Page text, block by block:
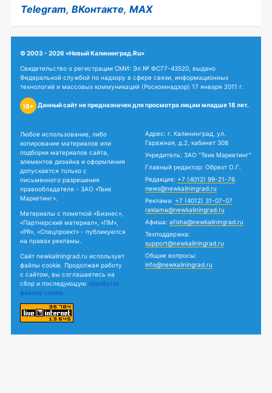
Telegram, ВКонтакте, MAX
© 2003 - 2026 «Новый Калининград.Ru»
Свидетельство о регистрации СМИ: Эл № ФС77-43520, выдано
Федеральной службой по надзору в сфере связи, информационных
технологий и массовых коммуникаций (Роскомнадзор) 17 января 2011 г.
18+ Данный сайт не предназначен для просмотра лицам младше 18 лет.
Любое использование, либо
копирование материалов или
подборки материалов сайта,
элементов дизайна и оформления
допускается только с
письменного разрешения
правообладателя - ЗАО «Твик
Маркетинг».
Материалы с пометкой «Бизнес»,
«Партнерский материал», «ПМ»,
«PR», «Спецпроект» - публикуются
на правах рекламы.
Сайт newkaliningrad.ru использует
файлы cookie. Продолжая работу
с сайтом, вы соглашаетесь на
сбор и последующую обработку
файлов cookie.
Адрес: г. Калининград, ул.
Гаражная, д.2, кабинет 308
Учредитель: ЗАО "Твик Маркетинг"
Главный редактор: Обрехт О.Г.
Редакция: +7 (4012) 99-21-76
news@newkaliningrad.ru
Реклама: +7 (4012) 31-07-07
reklama@newkaliningrad.ru
Афиша: afisha@newkaliningrad.ru
Техподдержка:
support@newkaliningrad.ru
Общие вопросы:
info@newkaliningrad.ru